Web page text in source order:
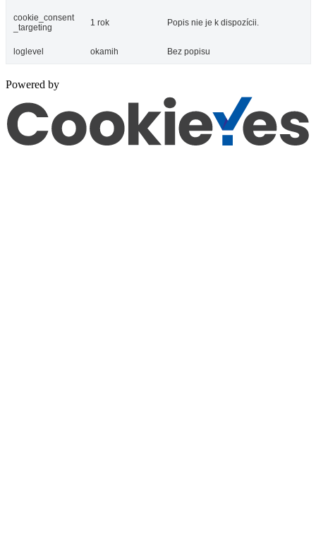
cookie_consent
_targeting
1 rok Popis nie je k dispozícii.
loglevel okamih Bez popisu
Powered by